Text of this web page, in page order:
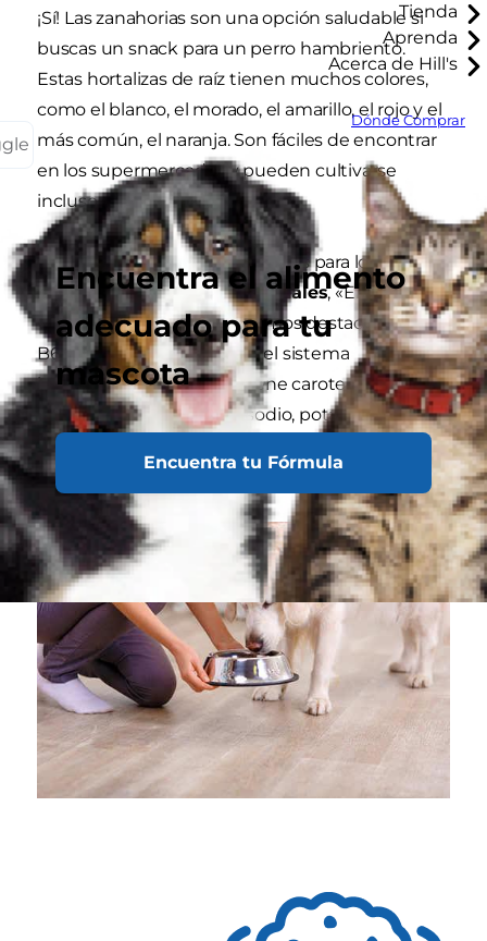
Tienda
Aprenda
Acerca de Hill's
Dónde Comprar
Encuentra el alimento
adecuado para tu
mascota
Encuentra tu Fórmula
¡Sí! Las zanahorias son una opción saludable si
buscas un snack para un perro hambriento.
Estas hortalizas de raíz tienen muchos colores,
como el blanco, el morado, el amarillo, el rojo y el
más común, el naranja. Son fáciles de encontrar
en los supermercados y pueden cultivarse
incluso en climas más fríos.
¿Pero son buenas las zanahorias para los perros?
¡Claro que sí! SegúnMis Animales, «Entre las
vitaminas que ofrece podemos destacar A, B, B1,
B6, C, D y K, que favorecen el sistema
inmunológico. También tiene carotenos,
minerales, fósforo, calcio, sodio, potasio y cloro».
Las zanahorias también contienen biotina y son
bajas en calorías.